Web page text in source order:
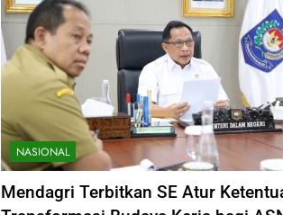
NASIONAL
Mendagri Terbitkan SE Atur